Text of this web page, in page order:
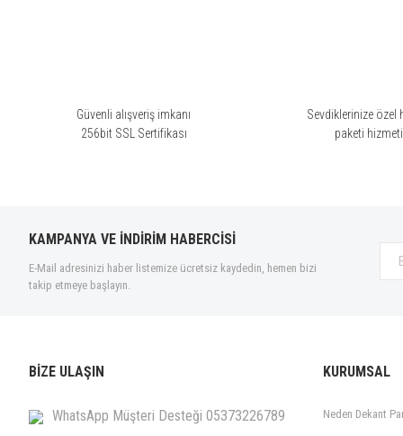
Diptyque (35)
Ella K Parfums (13)
Estee Lauder (3)
Etat Libre d'Orange (19)
Güvenli alışveriş imkanı
256bit SSL Sertifikası
Sevdiklerinize özel
paketi hizmeti
KAMPANYA VE İNDİRİM HABERCİSİ
E-Mail adresinizi haber listemize ücretsiz kaydedin, hemen bizi
takip etmeye başlayın.
BİZE ULAŞIN
WhatsApp Müşteri Desteği 05373226789
KURUMSAL
Neden Dekant